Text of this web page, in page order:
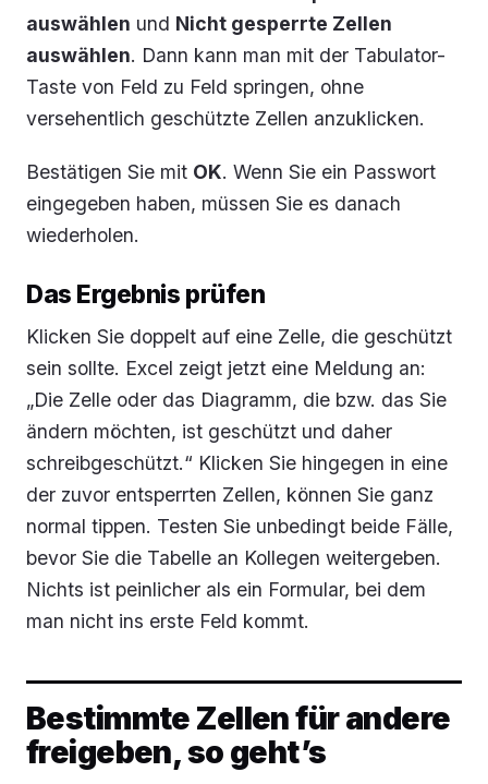
auswählen und Nicht gesperrte Zellen
auswählen. Dann kann man mit der Tabulator-
Taste von Feld zu Feld springen, ohne
versehentlich geschützte Zellen anzuklicken.
Bestätigen Sie mit OK. Wenn Sie ein Passwort
eingegeben haben, müssen Sie es danach
wiederholen.
Das Ergebnis prüfen
Klicken Sie doppelt auf eine Zelle, die geschützt
sein sollte. Excel zeigt jetzt eine Meldung an:
„Die Zelle oder das Diagramm, die bzw. das Sie
ändern möchten, ist geschützt und daher
schreibgeschützt.“ Klicken Sie hingegen in eine
der zuvor entsperrten Zellen, können Sie ganz
normal tippen. Testen Sie unbedingt beide Fälle,
bevor Sie die Tabelle an Kollegen weitergeben.
Nichts ist peinlicher als ein Formular, bei dem
man nicht ins erste Feld kommt.
Bestimmte Zellen für andere
freigeben, so geht’s